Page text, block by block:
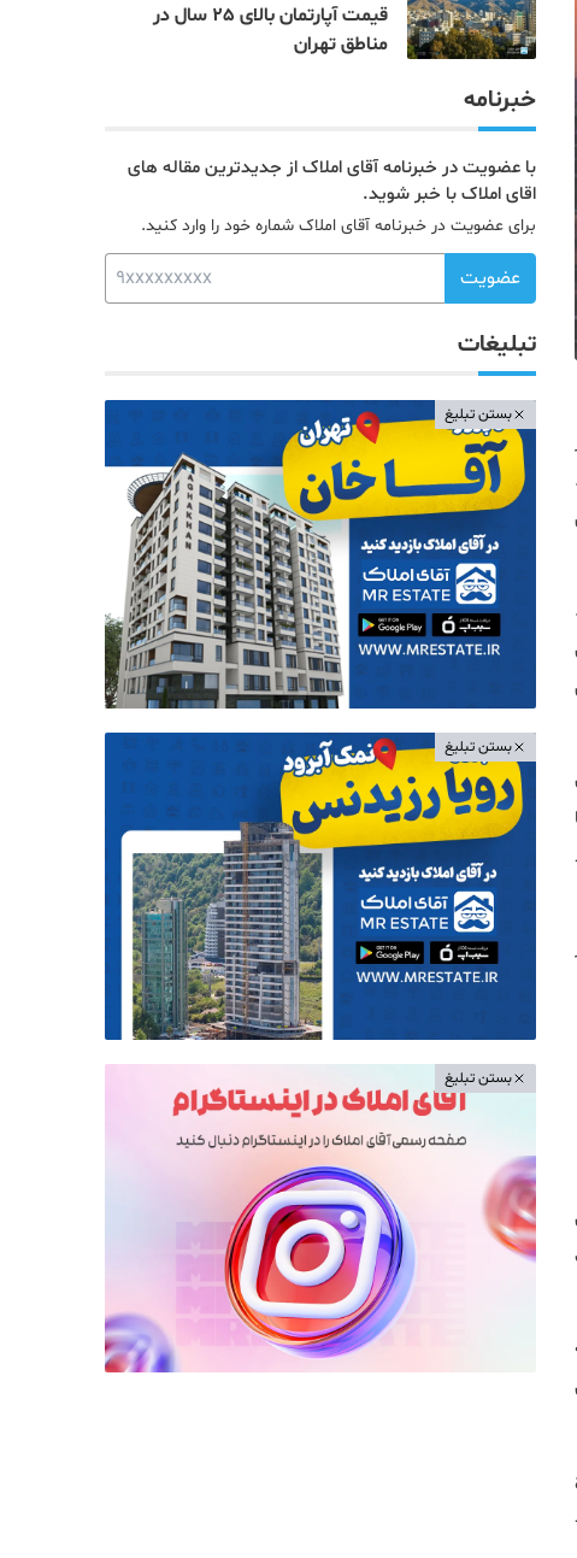
قیمت آپارتمان بالای 25 سال در
مناطق تهران
خبرنامه
با عضویت در خبرنامه آقای املاک از جدیدترین مقاله های
اقای املاک با خبر شوید.
برای عضویت در خبرنامه آقای املاک شماره خود را وارد کنید.
عضویت
تبلیغات
بستن تبلیغ
بستن تبلیغ
بستن تبلیغ